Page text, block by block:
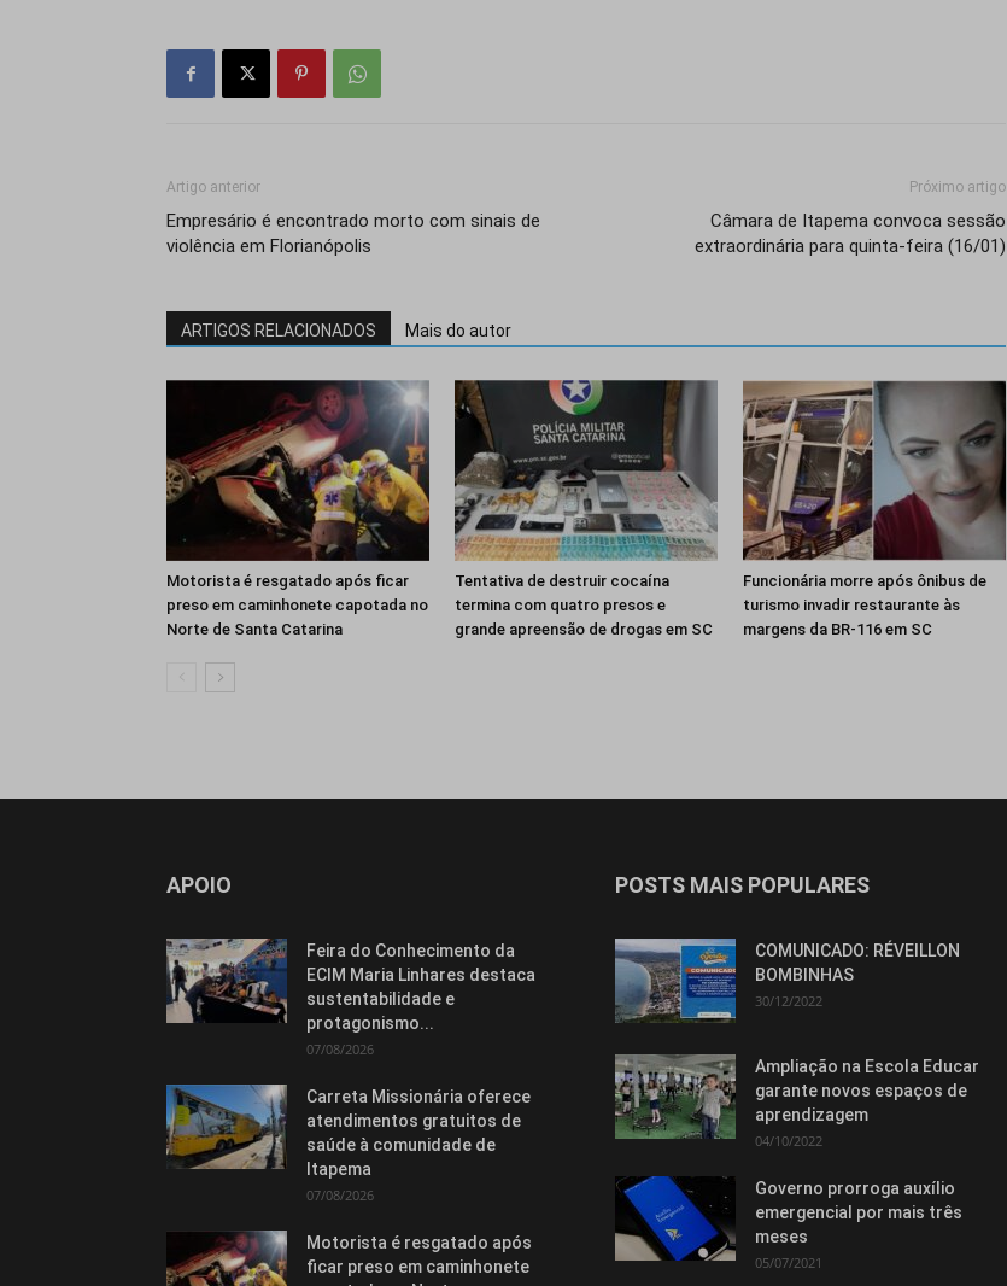
Artigo anterior
Empresário é encontrado morto com sinais de
violência em Florianópolis
Próximo artigo
Câmara de Itapema convoca sessão
extraordinária para quinta-feira (16/01)
ARTIGOS RELACIONADOS Mais do autor
Motorista é resgatado após ficar
preso em caminhonete capotada no
Norte de Santa Catarina
Tentativa de destruir cocaína
termina com quatro presos e
grande apreensão de drogas em SC
Funcionária morre após ônibus de
turismo invadir restaurante às
margens da BR-116 em SC
APOIO
Feira do Conhecimento da
ECIM Maria Linhares destaca
sustentabilidade e
protagonismo...
07/08/2026
Carreta Missionária oferece
atendimentos gratuitos de
saúde à comunidade de
Itapema
07/08/2026
Motorista é resgatado após
ficar preso em caminhonete
POSTS MAIS POPULARES
COMUNICADO: RÉVEILLON
BOMBINHAS
30/12/2022
Ampliação na Escola Educar
garante novos espaços de
aprendizagem
04/10/2022
Governo prorroga auxílio
emergencial por mais três
meses
05/07/2021